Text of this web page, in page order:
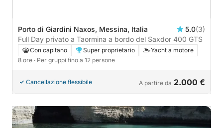
Porto di Giardini Naxos, Messina, Italia 5.0(3)
Full Day privato a Taormina a bordo del Saxdor 400 GTS
Con capitano Super proprietario
Yacht a motore
8 ore · Per gruppi fino a 12 persone
Cancellazione flessibile A partire da 2.000 €